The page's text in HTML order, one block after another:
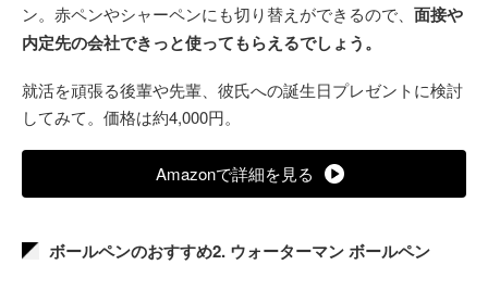
ン。赤ペンやシャーペンにも切り替えができるので、 面接や
内定先の会社できっと使ってもらえるでしょう。
就活を頑張る後輩や先輩、彼氏への誕生日プレゼントに検討
してみて。価格は約4,000円。
Amazonで詳細を見る
ボールペンのおすすめ2. ウォーターマン ボールペン